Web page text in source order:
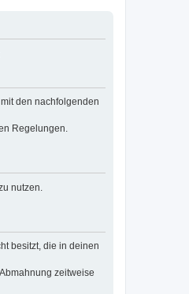
den nachfolgenden
Regelungen.
nutzen.
besitzt, die in deinen
zeitweise